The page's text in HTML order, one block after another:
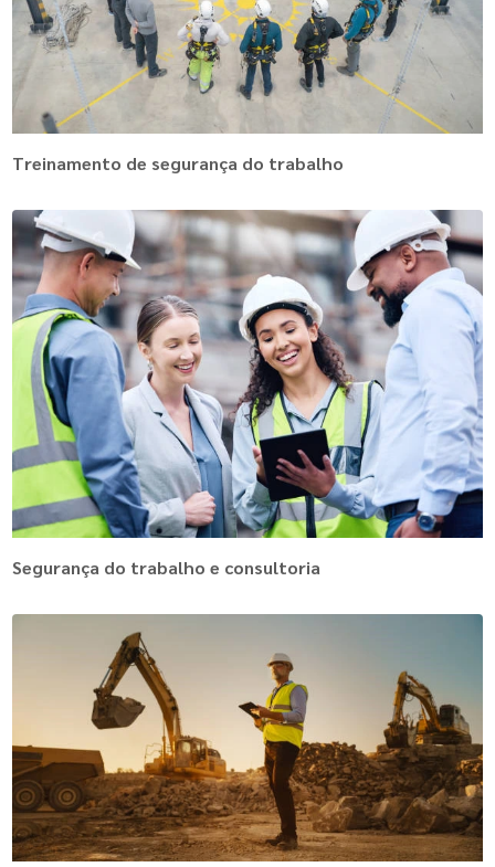
Treinamento de segurança do trabalho
Segurança do trabalho e consultoria